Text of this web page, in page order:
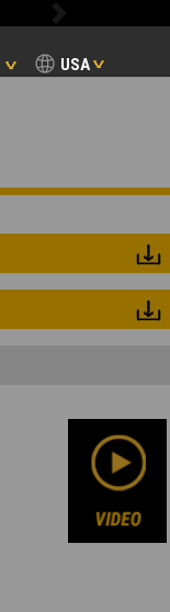
USA
Next